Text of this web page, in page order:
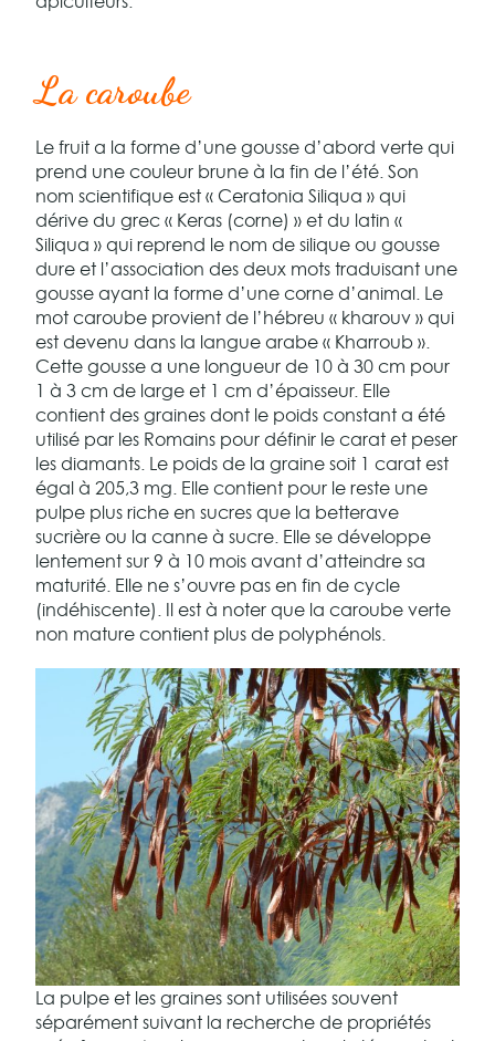
La caroube
Le fruit a la forme d’une gousse d’abord verte qui
prend une couleur brune à la fin de l’été. Son
nom scientifique est « Ceratonia Siliqua » qui
dérive du grec « Keras (corne) » et du latin «
Siliqua » qui reprend le nom de silique ou gousse
dure et l’association des deux mots traduisant une
gousse ayant la forme d’une corne d’animal. Le
mot caroube provient de l’hébreu « kharouv » qui
est devenu dans la langue arabe « Kharroub ».
Cette gousse a une longueur de 10 à 30 cm pour
1 à 3 cm de large et 1 cm d’épaisseur. Elle
contient des graines dont le poids constant a été
utilisé par les Romains pour définir le carat et peser
les diamants. Le poids de la graine soit 1 carat est
égal à 205,3 mg. Elle contient pour le reste une
pulpe plus riche en sucres que la betterave
sucrière ou la canne à sucre. Elle se développe
lentement sur 9 à 10 mois avant d’atteindre sa
maturité. Elle ne s’ouvre pas en fin de cycle
(indéhiscente). Il est à noter que la caroube verte
non mature contient plus de polyphénols.
La pulpe et les graines sont utilisées souvent
séparément suivant la recherche de propriétés